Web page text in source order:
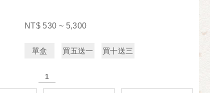
NT$ 530 ~ 5,300
單盒 買五送一 買十送三